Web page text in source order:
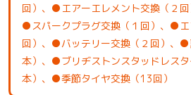
回）、●エアーエレメント交換（２回
●スパークプラグ交換（１回）、●エ
回）、●バッテリー交換（２回）、●
本）、●ブリヂストンスタッドレス
本）、●季節タイヤ交換（13回）